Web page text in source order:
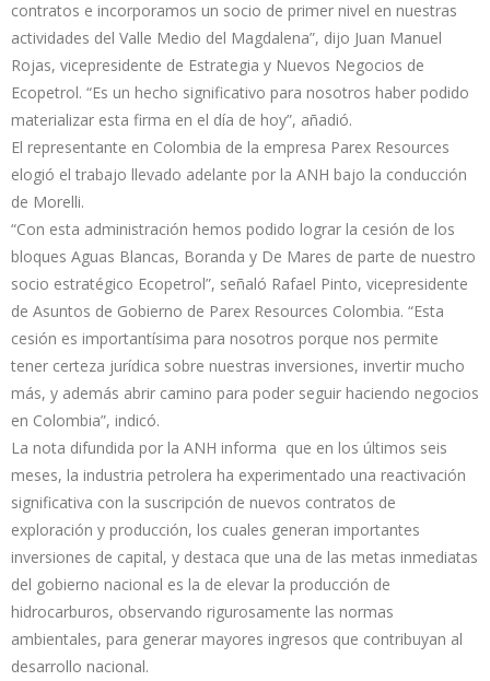
contratos e incorporamos un socio de primer nivel en nuestras
actividades del Valle Medio del Magdalena”, dijo Juan Manuel
Rojas, vicepresidente de Estrategia y Nuevos Negocios de
Ecopetrol. “Es un hecho significativo para nosotros haber podido
materializar esta firma en el día de hoy”, añadió.
El representante en Colombia de la empresa Parex Resources
elogió el trabajo llevado adelante por la ANH bajo la conducción
de Morelli.
“Con esta administración hemos podido lograr la cesión de los
bloques Aguas Blancas, Boranda y De Mares de parte de nuestro
socio estratégico Ecopetrol”, señaló Rafael Pinto, vicepresidente
de Asuntos de Gobierno de Parex Resources Colombia. “Esta
cesión es importantísima para nosotros porque nos permite
tener certeza jurídica sobre nuestras inversiones, invertir mucho
más, y además abrir camino para poder seguir haciendo negocios
en Colombia”, indicó.
La nota difundida por la ANH informa que en los últimos seis
meses, la industria petrolera ha experimentado una reactivación
significativa con la suscripción de nuevos contratos de
exploración y producción, los cuales generan importantes
inversiones de capital, y destaca que una de las metas inmediatas
del gobierno nacional es la de elevar la producción de
hidrocarburos, observando rigurosamente las normas
ambientales, para generar mayores ingresos que contribuyan al
desarrollo nacional.